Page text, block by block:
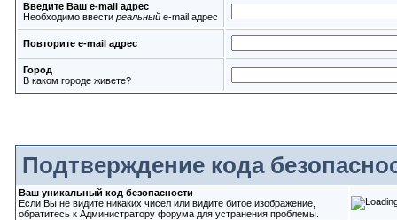
Введите Ваш e-mail адрес
Необходимо ввести реальный e-mail адрес
Повторите e-mail адрес
Город
В каком городе живете?
Подтверждение кода
Ваш уникальный код безопасности
Если Вы не видите никаких чисел или видите битое изображение,
обратитесь к Администратору форума для устранения проблемы.